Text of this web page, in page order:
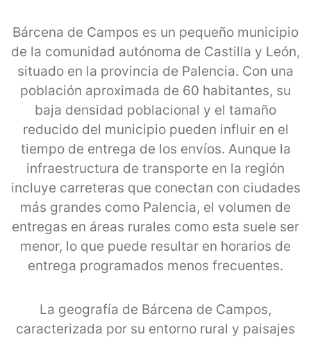
Bárcena de Campos es un pequeño municipio
de la comunidad autónoma de Castilla y León,
situado en la provincia de Palencia. Con una
población aproximada de 60 habitantes, su
baja densidad poblacional y el tamaño
reducido del municipio pueden influir en el
tiempo de entrega de los envíos. Aunque la
infraestructura de transporte en la región
incluye carreteras que conectan con ciudades
más grandes como Palencia, el volumen de
entregas en áreas rurales como esta suele ser
menor, lo que puede resultar en horarios de
entrega programados menos frecuentes.
La geografía de Bárcena de Campos,
caracterizada por su entorno rural y paisajes